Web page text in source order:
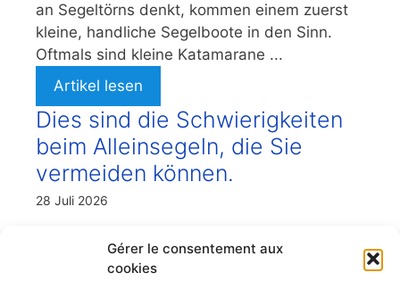
Gérer le consentement aux
cookies
an Segeltörns denkt, kommen einem zuerst
kleine, handliche Segelboote in den Sinn.
Oftmals sind kleine Katamarane ...
Artikel lesen
Dies sind die Schwierigkeiten
beim Alleinsegeln, die Sie
vermeiden können.
28 Juli 2026
Alleinsegeln erfordert etwas Organisation
und Vorsichtsmaßnahmen für eine sichere